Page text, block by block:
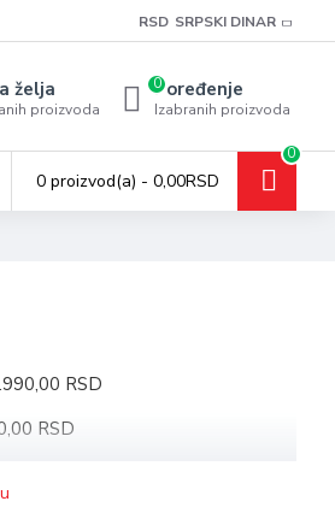
RSD SRPSKI DINAR
želja
proizvoda
Poređenje
Izabranih proizvoda
0
0 proizvod(a) - 0,00RSD
0
RSD
RSD